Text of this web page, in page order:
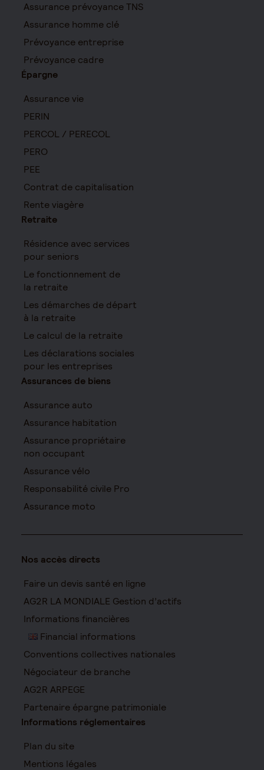
Assurance prévoyance TNS
Assurance homme clé
Prévoyance entreprise
Prévoyance cadre
Épargne
Assurance vie
PERIN
PERCOL / PERECOL
PERO
PEE
Contrat de capitalisation
Rente viagère
Retraite
Résidence avec services
pour seniors
Le fonctionnement de
la retraite
Les démarches de départ
à la retraite
Le calcul de la retraite
Les déclarations sociales
pour les entreprises
Assurances de biens
Assurance auto
Assurance habitation
Assurance propriétaire
non occupant
Assurance vélo
Responsabilité civile Pro
Assurance moto
Nos accès directs
Faire un devis santé en ligne
AG2R LA MONDIALE Gestion d’actifs
Informations financières
Financial informations
Conventions collectives nationales
Négociateur de branche
AG2R ARPEGE
Partenaire épargne patrimoniale
Informations réglementaires
Plan du site
Mentions légales